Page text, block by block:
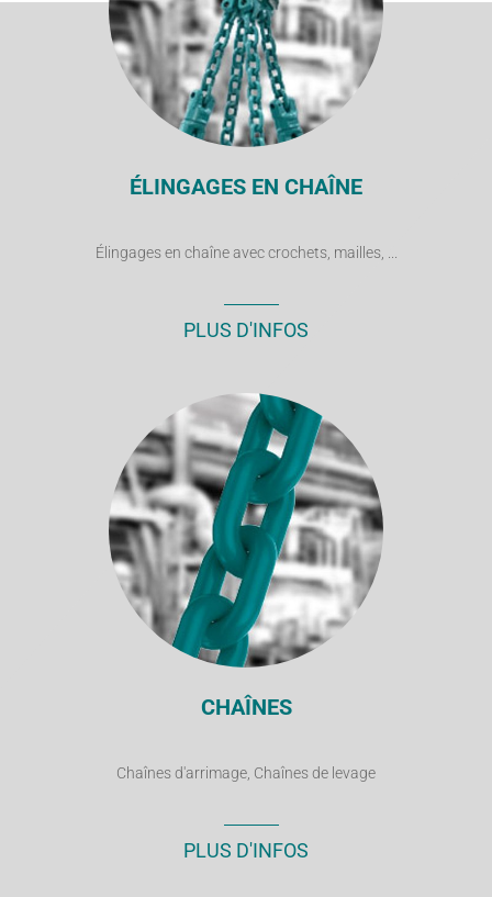
ÉLINGAGES EN CHAÎNE
Élingages en chaîne avec crochets, mailles, ...
PLUS D'INFOS
CHAÎNES
Chaînes d'arrimage, Chaînes de levage
PLUS D'INFOS